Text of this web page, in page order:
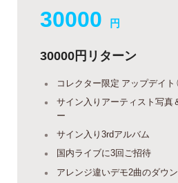
30000 円
30000円リターン
コレクター限定 アップデイト
サイン入りアーティスト写真
ー
サイン入り3rdアルバム
国内ライブに3回ご招待
アレンジ違いデモ2曲のダウ